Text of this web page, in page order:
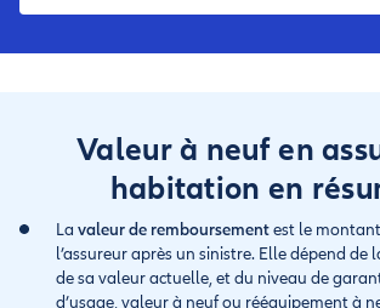
Valeur à neuf en
habitation en
La valeur de remboursementest le
l’assureur après un sinistre. Elle dépend de
de sa valeur actuelle, et du niveau de
d’usage, valeur à neuf ou rééquipement à